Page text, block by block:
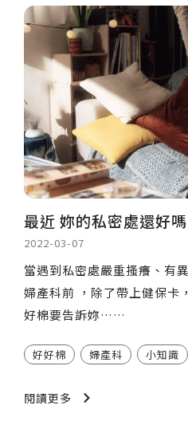
最近 妳的私密處還好嗎
2022-03-07
當遇到私密處嚴重搔癢、有
婦產科前 ，除了帶上健保卡
好棉要告訴妳……
好好棉 婦產科 小知識
閱讀更多